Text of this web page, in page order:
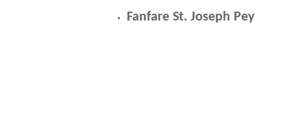
Fanfare St. Joseph Pey